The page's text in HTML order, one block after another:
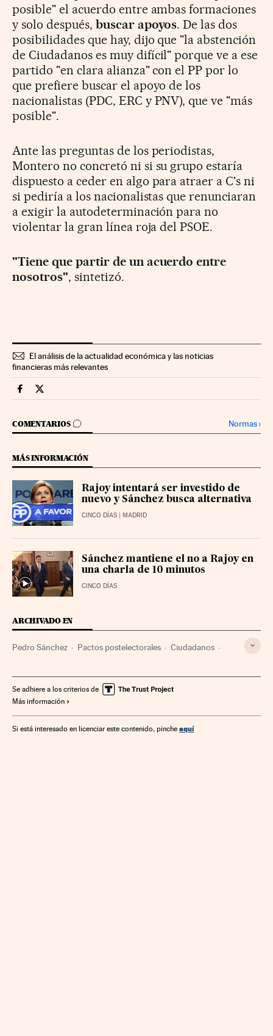
posible" el acuerdo entre ambas formaciones
y solo después, buscar apoyos. De las dos
posibilidades que hay, dijo que "la abstención
de Ciudadanos es muy difícil" porque ve a ese
partido "en clara alianza" con el PP por lo
que prefiere buscar el apoyo de los
nacionalistas (PDC, ERC y PNV), que ve "más
posible".
Ante las preguntas de los periodistas,
Montero no concretó ni si su grupo estaría
dispuesto a ceder en algo para atraer a C's ni
si pediría a los nacionalistas que renunciaran
a exigir la autodeterminación para no
violentar la gran línea roja del PSOE.
"Tiene que partir de un acuerdo entre
nosotros", sintetizó.
El análisis de la actualidad económica y las noticias
financieras más relevantes
Economia Cinco Días en Facebook
Economia Cinco Días en Twitter
COMENTARIOS
IR A LOS COMENTARIOS Normas›
MÁS INFORMACIÓN
Rajoy intentará ser investido de
nuevo y Sánchez busca alternativa
CINCO DÍAS | MADRID
Sánchez mantiene el no a Rajoy en
una charla de 10 minutos
CINCO DÍAS
ARCHIVADO EN
Pedro Sánchez Pactos postelectorales Ciudadanos
Legislaturas políticas Congreso Diputados
Administración Estado Política Administración pública
Se adhiere a los criterios de
Más información
Si está interesado en licenciar este contenido, pinche aquí